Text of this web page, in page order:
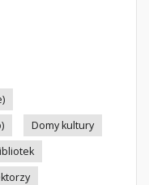
Domy kultury